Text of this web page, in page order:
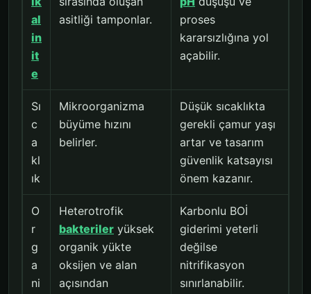
al
in
it
e
asitliği tamponlar.
proses
kararsızlığına yol
açabilir.
Sı
c
a
kl
ık
Mikroorganizma
büyüme hızını
belirler.
Düşük sıcaklıkta
gerekli çamur yaşı
artar ve tasarım
güvenlik katsayısı
önem kazanır.
O
r
g
a
ni
Heterotrofik
bakteriler yüksek
organik yükte
oksijen ve alan
açısından
Karbonlu BOİ
giderimi yeterli
değilse
nitrifikasyon
sınırlanabilir.